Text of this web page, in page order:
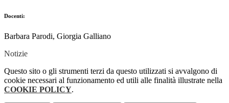
Docenti:
Barbara Parodi, Giorgia Galliano
Notizie
Questo sito o gli strumenti terzi da questo utilizzati si avvalgono di
cookie necessari al funzionamento ed utili alle finalità illustrate nella
COOKIE POLICY.